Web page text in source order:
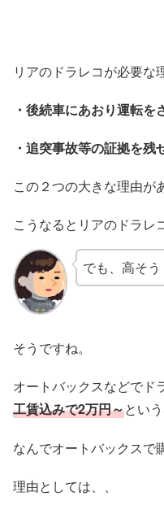
リアのドラレコが必要な
・後続車にあおり運転を
・追突事故等の証拠を残
この２つの大きな理由が
こうなるとリアのドラレ
でも、高そう
そうですね。
オートバックスなどでド
工賃込みで2万円～という
なんでオートバックスで
理由としては、、